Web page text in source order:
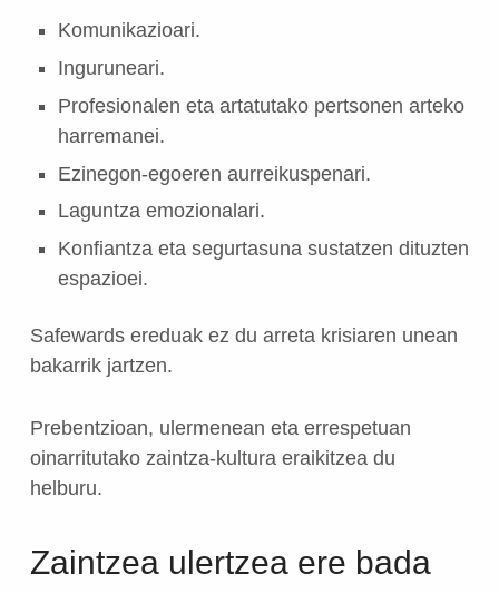
Komunikazioari.
Inguruneari.
Profesionalen eta artatutako pertsonen arteko
harremanei.
Ezinegon-egoeren aurreikuspenari.
Laguntza emozionalari.
Konfiantza eta segurtasuna sustatzen dituzten
espazioei.
Safewards ereduak ez du arreta krisiaren unean
bakarrik jartzen.
Prebentzioan, ulermenean eta errespetuan
oinarritutako zaintza-kultura eraikitzea du
helburu.
Zaintzea ulertzea ere bada